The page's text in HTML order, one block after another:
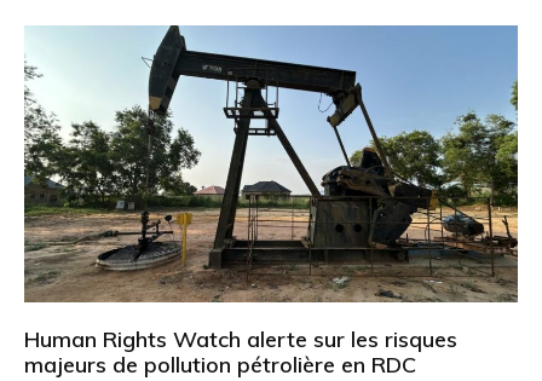
Human Rights Watch alerte sur les risques
majeurs de pollution pétrolière en RDC